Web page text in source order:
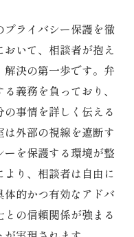
ライバシー保護を徹
いて、相談者が抱え
決の第一歩です。弁
義務を負っており、
事情を詳しく伝える
外部の視線を遮断す
を保護する環境が整
り、相談者は自由に
的かつ有効なアドバ
の信頼関係が強まる